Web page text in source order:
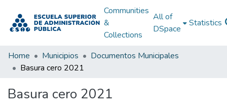
Communities
&
Collections
All of
DSpace
Statistics
Home Municipios
Documentos Municipales
Basura cero 2021
Basura cero 2021